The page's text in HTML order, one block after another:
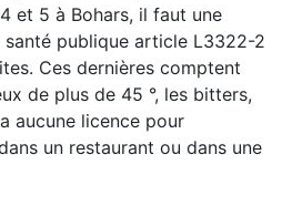
et 5 à Bohars, il faut une
publique article L3322-2
Ces dernières comptent
de plus de 45 °, les bitters,
aucune licence pour
un restaurant ou dans une